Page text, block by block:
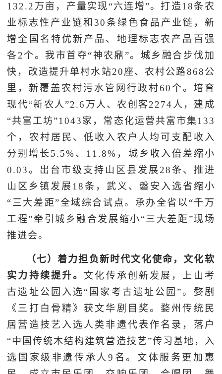
132.2万亩，产量实现“六连增”。打造18条农
业标志性产业链和30条绿色食品产业链，新
增全国名特优新产品、地理标志农产品百强
各2个。我市首夺“神农鼎”。城乡融合步伐加
快，改造提升单村水站20座、农村公路868公
里，新覆盖农村污水管网行政村60个。培育
现代“新农人”2.6万人、农创客2274人，建成
“共富工坊”1043家，常态化运营共富市集133
个，农村居民、低收入农户人均可支配收入
分别增长5.5%、11.8%，城乡收入倍差缩小
0.03。出台市级支持山区县发展28条、推进
山区乡镇发展18条，武义、磐安入选省缩小
“三大差距”全域综合试点。承办全省以“千万
工程”牵引城乡融合发展缩小“三大差距”现场
推进会。
（七）着力担负新时代文化使命，文化软
实力持续提升。 文化传承创新发展，上山考
古遗址公园入选“国家考古遗址公园”。婺剧
《三打白骨精》获文华剧目奖。婺州传统民
居营造技艺入选人类非遗代表作名录，落户
“中国传统木结构建筑营造技艺”传习基地，入
选国家级非遗传承人9名。文体服务更加惠